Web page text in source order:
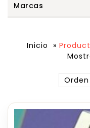
Inicio »
Marcas